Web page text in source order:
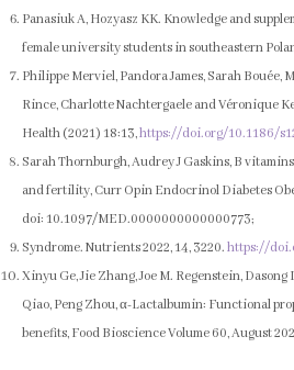
Panasiuk A, Hozyasz KK. Knowledge and
female university students in southeastern
Philippe Merviel, Pandora James, Sarah Bouée,
Rince, Charlotte Nachtergaele and Véronique
Health (2021) 18:13,https://doi.org/10.1186/
Sarah Thornburgh, Audrey J Gaskins, B
and fertility, Curr Opin Endocrinol Diabetes
doi: 10.1097/MED.0000000000000773;
Syndrome. Nutrients 2022, 14, 3220. https://
Xinyu Ge, Jie Zhang, Joe M. Regenstein,
Qiao, Peng Zhou, α-Lactalbumin: Functional
benefits, Food Bioscience Volume 60, August